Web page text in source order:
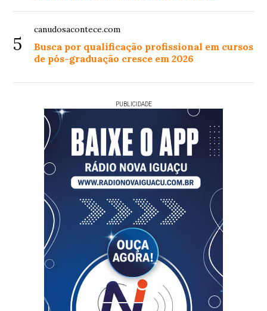
5
canudosacontece.com
Busca por qualificação profissional em cursos
de pós-graduação cresce em 2026
PUBLICIDADE